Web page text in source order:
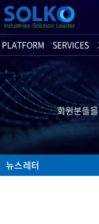
PLATFORM SERVICES
회원분들
뉴스레터